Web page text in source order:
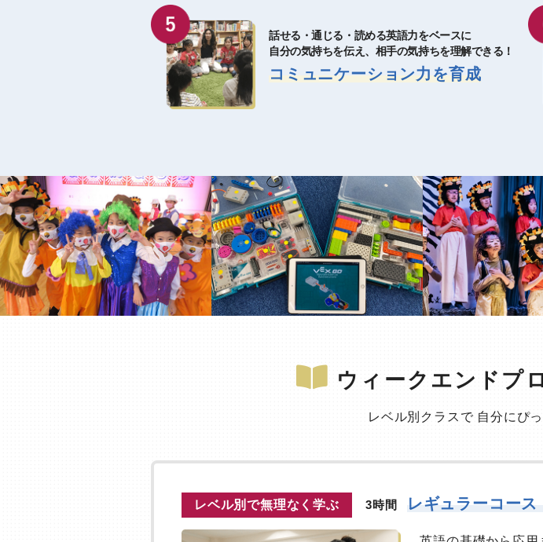
話せる・通じる・読める英語力をベースに
自分の気持ちを伝え、相手の気持ちを理解できる！
コミュニケーション力を育成
ウィークエンドプ
レベル別クラスで 自分にぴ
レベル別で無理なく学ぶ 3時間 レギュラーコース